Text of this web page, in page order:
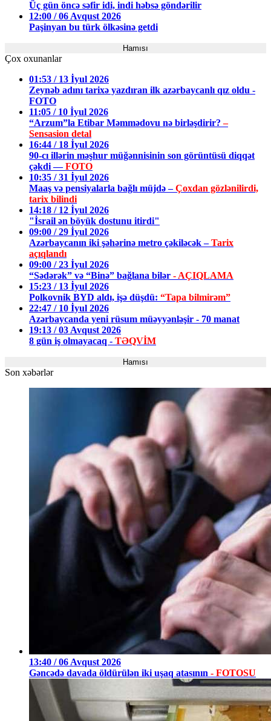
Üç gün öncə səfir idi, indi həbsə göndərilir
12:00 / 06 Avqust 2026
Paşinyan bu türk ölkəsinə getdi
Hamısı
Çox oxunanlar
01:53 / 13 İyul 2026
Zeynəb adını tarixə yazdıran ilk azərbaycanlı qız oldu -
FOTO
11:05 / 10 İyul 2026
“Arzum”la Etibar Məmmədovu nə birləşdirir?–
Sensasion detal
16:44 / 18 İyul 2026
90-cı illərin məşhur müğənnisinin son görüntüsü diqqət
çəkdi —FOTO
10:35 / 31 İyul 2026
Maaş və pensiyalarla bağlı müjdə –Çoxdan gözlənilirdi,
tarix bilindi
14:18 / 12 İyul 2026
"İsrail ən böyük dostunu itirdi"
09:00 / 29 İyul 2026
Azərbaycanın iki şəhərinə metro çəkiləcək –Tarix
açıqlandı
09:00 / 23 İyul 2026
“Sədərək” və “Binə” bağlana bilər - AÇIQLAMA
15:23 / 13 İyul 2026
Polkovnik BYD aldı, işə düşdü: “Tapa bilmirəm”
22:47 / 10 İyul 2026
Azərbaycanda yeni rüsum müəyyənləşir - 70 manat
19:13 / 03 Avqust 2026
8 gün iş olmayacaq - TƏQVİM
Hamısı
Son xəbərlər
13:40 / 06 Avqust 2026
Gəncədə davada öldürülən iki uşaq atasının - FOTOSU